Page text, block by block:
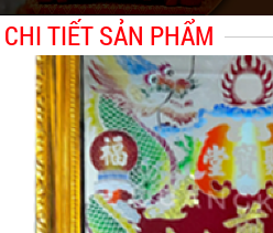
CHI TIẾT SẢN PHẨM